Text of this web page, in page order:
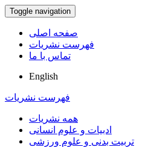
Toggle navigation
صفحه اصلی
فهرست نشریات
تماس با ما
English
فهرست نشریات
همه نشریات
ادبیات و علوم انسانی
تربیت بدنی و علوم ورزشی